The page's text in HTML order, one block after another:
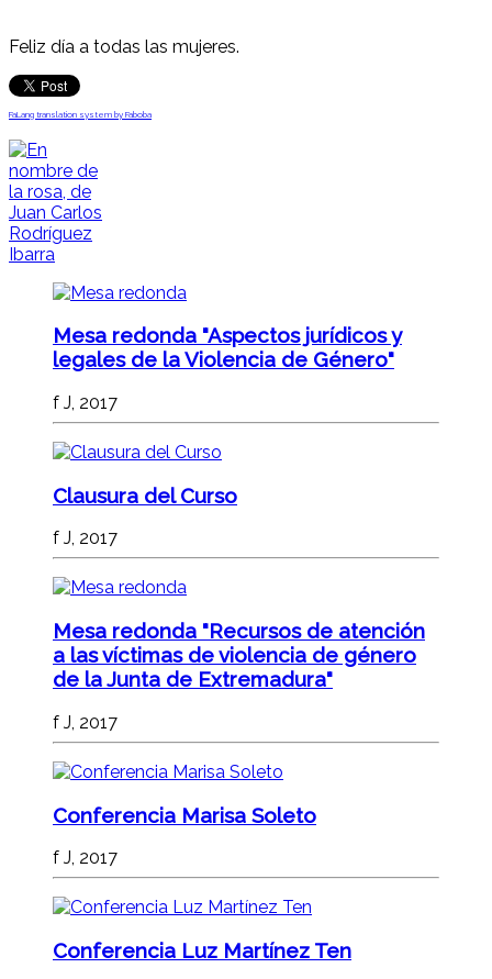
Feliz día a todas las mujeres.
FaLang translation system by Faboba
Mesa redonda "Aspectos jurídicos y
legales de la Violencia de Género"
f J, 2017
Clausura del Curso
f J, 2017
Mesa redonda "Recursos de atención
a las víctimas de violencia de género
de la Junta de Extremadura"
f J, 2017
Conferencia Marisa Soleto
f J, 2017
Conferencia Luz Martínez Ten